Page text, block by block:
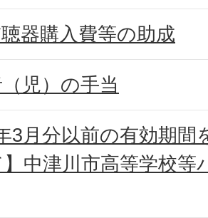
器購入費等の助成
児）の手当
3月分以前の有効期
中津川市高等学校等